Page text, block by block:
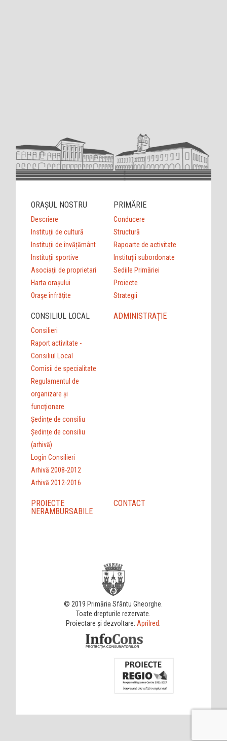
ORAȘUL NOSTRU
Descriere
Instituții de cultură
Instituții de învățământ
Instituții sportive
Asociații de proprietari
Harta orașului
Orașe înfrățite
PRIMĂRIE
Conducere
Structură
Rapoarte de activitate
Instituții subordonate
Sediile Primăriei
Proiecte
Strategii
CONSILIUL LOCAL
Consilieri
Raport activitate -
Consiliul Local
Comisii de specialitate
Regulamentul de
organizare şi
funcţionare
Ședințe de consiliu
Ședințe de consiliu
(arhivă)
Login Consilieri
Arhivă 2008-2012
Arhivă 2012-2016
ADMINISTRAȚIE
PROIECTE
NERAMBURSABILE
CONTACT
© 2019 Primăria Sfântu Gheorghe.
Toate drepturile rezervate.
Proiectare și dezvoltare: Aprilred